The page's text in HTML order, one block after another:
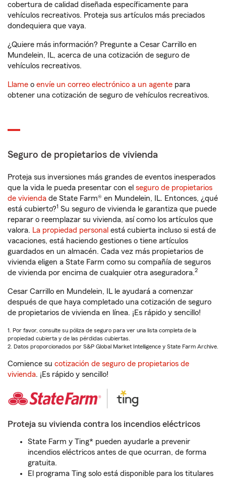
cobertura de calidad diseñada específicamente para
vehículos recreativos. Proteja sus artículos más preciados
dondequiera que vaya.
¿Quiere más información? Pregunte a Cesar Carrillo en
Mundelein, IL, acerca de una cotización de seguro de
vehículos recreativos.
Llame o envíe un correo electrónico a un agente para
obtener una cotización de seguro de vehículos recreativos.
Seguro de propietarios de vivienda
Proteja sus inversiones más grandes de eventos inesperados
que la vida le pueda presentar con el seguro de propietarios
de vivienda de State Farm® en Mundelein, IL. Entonces, ¿qué
está cubierto?1 Su seguro de vivienda le garantiza que puede
reparar o reemplazar su vivienda, así como los artículos que
valora. La propiedad personal está cubierta incluso si está de
vacaciones, está haciendo gestiones o tiene artículos
guardados en un almacén. Cada vez más propietarios de
vivienda eligen a State Farm como su compañía de seguros
de vivienda por encima de cualquier otra aseguradora.2
Cesar Carrillo en Mundelein, IL le ayudará a comenzar
después de que haya completado una cotización de seguro
de propietarios de vivienda en línea. ¡Es rápido y sencillo!
1. Por favor, consulte su póliza de seguro para ver una lista completa de la
propiedad cubierta y de las pérdidas cubiertas.
2. Datos proporcionados por S&P Global Market Intelligence y State Farm Archive.
Comience su cotización de seguro de propietarios de
vivienda. ¡Es rápido y sencillo!
Proteja su vivienda contra los incendios eléctricos
State Farm y Ting* pueden ayudarle a prevenir
incendios eléctricos antes de que ocurran, de forma
gratuita.
El programa Ting solo está disponible para los titulares